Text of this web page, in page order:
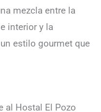
mezcla entre la
interior y la
estilo gourmet que
al Hostal El Pozo